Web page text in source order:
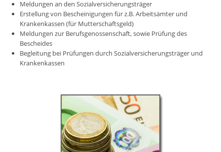
Meldungen an den Sozialversicherungsträger
Erstellung von Bescheinigungen für z.B. Arbeitsämter und
Krankenkassen (für Mutterschaftsgeld)
Meldungen zur Berufsgenossenschaft, sowie Prüfung des
Bescheides
Begleitung bei Prüfungen durch Sozialversicherungsträger und
Krankenkassen